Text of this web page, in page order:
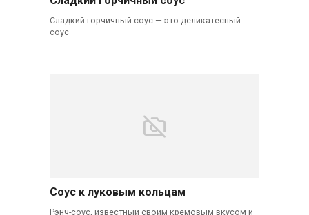
Сладкий горчичный соус — это деликатесный
соус
Соус к луковым кольцам
Рэнч-соус, известный своим кремовым вкусом и